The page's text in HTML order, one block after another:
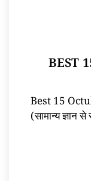
BEST
Best 15
(सामान्य